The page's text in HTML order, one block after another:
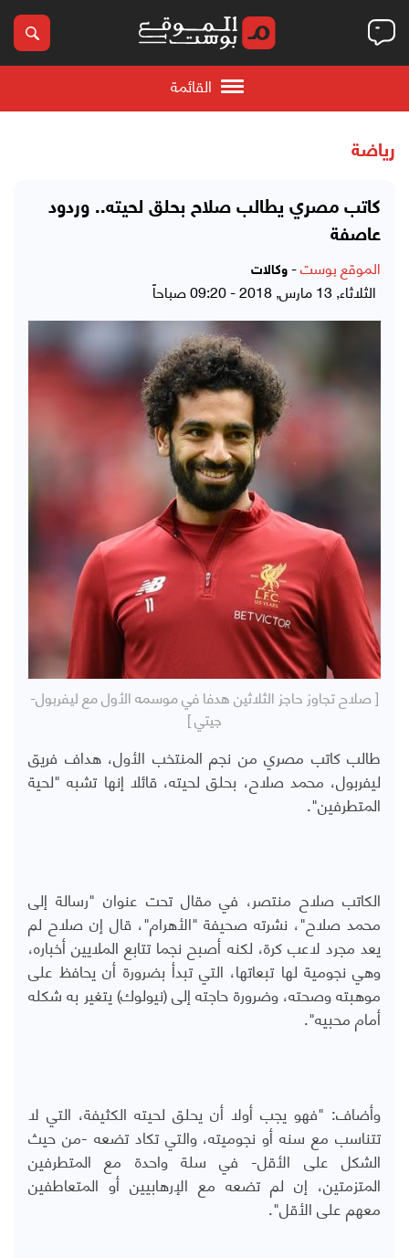
القائمة
رياضة
كاتب مصري يطالب صلاح بحلق لحيته.. وردود
عاصفة
الموقع بوست- وكالات
الثلاثاء, 13 مارس, 2018 - 09:20 صباحاً
[ صلاح تجاوز حاجز الثلاثين هدفا في موسمه الأول مع ليفربول-
جيتي ]
طالب كاتب مصري من نجم المنتخب الأول، هداف فريق
ليفربول، محمد صلاح، بحلق لحيته، قائلا إنها تشبه "لحية
المتطرفين".
الكاتب صلاح منتصر، في مقال تحت عنوان "رسالة إلى
محمد صلاح"، نشرته صحيفة "الأهرام"، قال إن صلاح لم
يعد مجرد لاعب كرة، لكنه أصبح نجما تتابع الملايين أخباره،
وهي نجومية لها تبعاتها، التي تبدأ بضرورة أن يحافظ على
موهبته وصحته، وضرورة حاجته إلى (نيولوك) يتغير به شكله
أمام محبيه".
وأضاف: "فهو يجب أولا أن يحلق لحيته الكثيفة، التي لا
تتناسب مع سنه أو نجوميته، والتي تكاد تضعه -من حيث
الشكل على الأقل- في سلة واحدة مع المتطرفين
المتزمتين، إن لم تضعه مع الإرهابيين أو المتعاطفين
معهم على الأقل".